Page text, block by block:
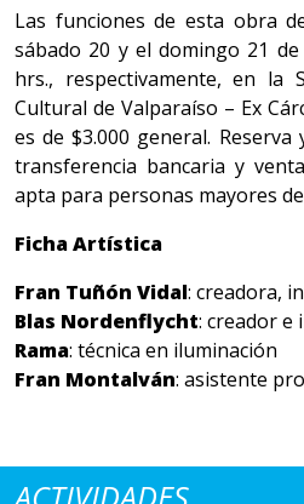
Las funciones de esta obra
sábado 20 y el domingo 21
hrs., respectivamente, en la
Cultural de Valparaíso – Ex
es de$3.000 general. Reserva
transferencia bancaria y
apta para personas mayores
Ficha Artística
Fran Tuñón Vidal: creadora,
Blas Nordenflycht: creador
Rama: técnica en iluminación
Fran Montalván: asistente